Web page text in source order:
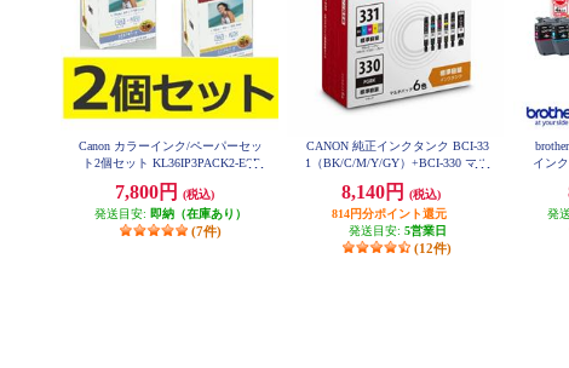
Canon カラーインク/ペーパーセッ
ト2個セット KL36IP3PACK2-ESE
7,800円
(税込)
発送目安: 即納（在庫あり）
(7件)
CANON 純正インクタンク BCI-33
1（BK/C/M/Y/GY）+BCI-330 マル
8,140円
(税込)
814円分ポイント還元
発送目安: 5営業日
(12件)
イン
発